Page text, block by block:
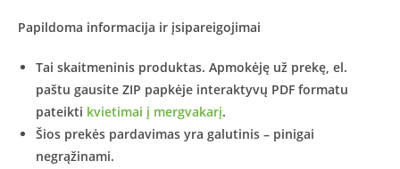
Papildoma informacija ir įsipareigojimai
Tai skaitmeninis produktas. Apmokėję už prekę, el.
paštu gausite ZIP papkėje interaktyvų PDF formatu
pateikti kvietimai į mergvakarį.
Šios prekės pardavimas yra galutinis – pinigai
negrąžinami.